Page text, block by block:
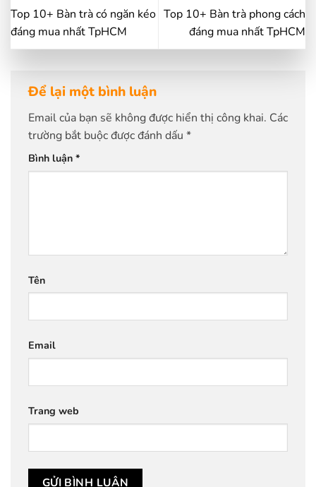
Top 10+ Bàn trà có ngăn kéo
đáng mua nhất TpHCM
Top 10+ Bàn trà phong cách
đáng mua nhất TpHCM
Để lại một bình luận
Email của bạn sẽ không được hiển thị công khai. Các
trường bắt buộc được đánh dấu *
Bình luận *
Tên
Email
Trang web